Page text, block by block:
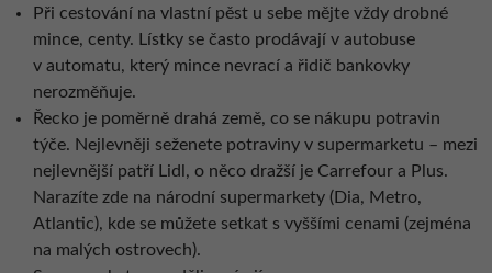
Při cestování na vlastní pěst u sebe mějte vždy drobné
mince, centy. Lístky se často prodávají v autobuse
v automatu, který mince nevrací a řidič bankovky
nerozměňuje.
Řecko je poměrně drahá země, co se nákupu potravin
týče. Nejlevněji seženete potraviny v supermarketu – mezi
nejlevnější patří Lidl, o něco dražší je Carrefour a Plus.
Narazíte zde na národní supermarkety (Dia, Metro,
Atlantic), kde se můžete setkat s vyššími cenami (zejména
na malých ostrovech).